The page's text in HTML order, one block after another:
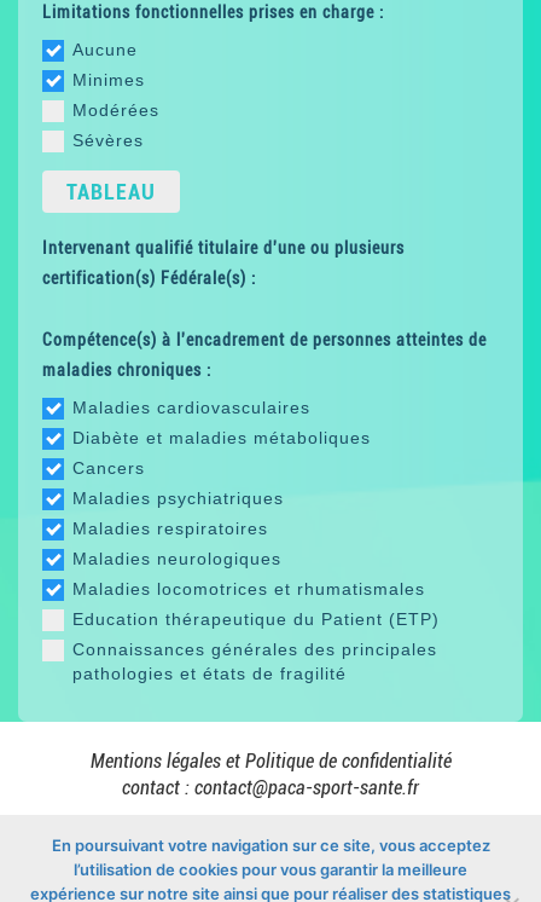
Limitations fonctionnelles prises en charge :
Aucune
Minimes
Modérées
Sévères
TABLEAU
Intervenant qualifié titulaire d'une ou plusieurs
certification(s) Fédérale(s) :
Compétence(s) à l'encadrement de personnes atteintes de
maladies chroniques :
Maladies cardiovasculaires
Diabète et maladies métaboliques
Cancers
Maladies psychiatriques
Maladies respiratoires
Maladies neurologiques
Maladies locomotrices et rhumatismales
Education thérapeutique du Patient (ETP)
Connaissances générales des principales
pathologies et états de fragilité
Mentions légales et Politique de confidentialité
contact : contact@paca-sport-sante.fr
En collaboration avec
En poursuivant votre navigation sur ce site, vous acceptez
l’utilisation de cookies pour vous garantir la meilleure
expérience sur notre site ainsi que pour réaliser des statistiques